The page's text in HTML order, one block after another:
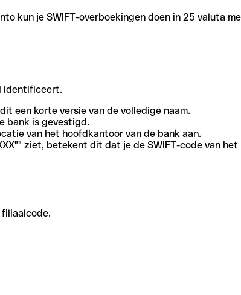
kun je SWIFT-overboekingen doen in 25 valuta
identificeert.
een korte versie van de volledige naam.
bank is gevestigd.
van het hoofdkantoor van de bank aan.
ziet, betekent dit dat je de SWIFT-code van